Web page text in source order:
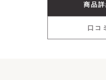
商品
口コ